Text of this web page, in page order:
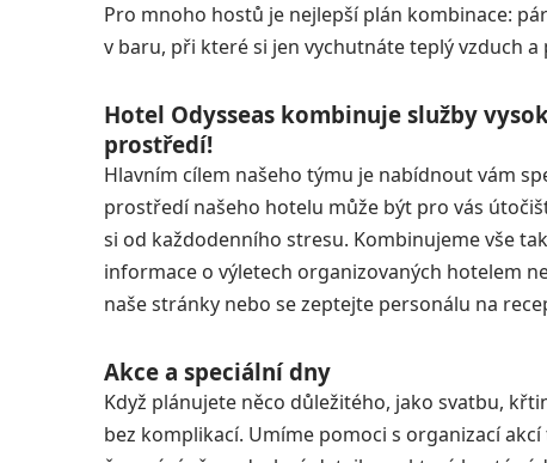
Pro mnoho hostů je nejlepší plán kombinace:
v baru, při které si jen vychutnáte teplý vzduch
Hotel Odysseas kombinuje služby
prostředí!
Hlavním cílem našeho týmu je nabídnout vám
prostředí našeho hotelu může být pro vás
si od každodenního stresu. Kombinujeme vše
informace o výletech organizovaných hotelem
naše stránky nebo se zeptejte personálu na
Akce a speciální dny
Když plánujete něco důležitého, jako svatbu,
bez komplikací. Umíme pomoci s organizací